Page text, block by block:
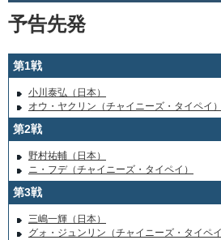
予告先発
第1戦
小川泰弘（日本）
オウ・ヤクリン（チャイニーズ・タイペイ）
第2戦
野村祐輔（日本）
ニ・フデ（チャイニーズ・タイペイ）
第3戦
三嶋一輝（日本）
グォ・ジュンリン（チャイニーズ・タイペイ